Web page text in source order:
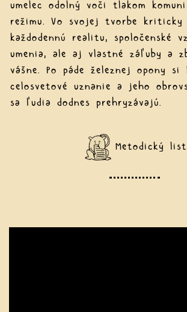
umelec odolný voči tlakom
režimu. Vo svojej tvorbe kriticky
každodennú realitu, spoločenské
umenia, ale aj vlastné záľuby a
vášne. Po páde železnej opony si
celosvetové uznanie a jeho
sa ľudia dodnes prehryzávajú.
Metodický list